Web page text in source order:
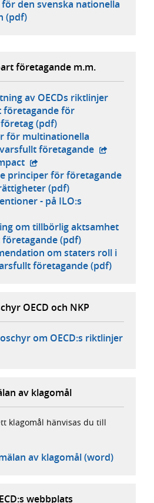
den svenska nationella
(pdf)
företagande m.m.
av OECDs riktlinjer
företagande för
(pdf)
för multinationella
företagande - extern
- extern webbplats,
principer för företagande
(pdf)
- på ILO:s
webbplats,
om tillbörlig aktsamhet
(pdf)
om staters roll i
företagande (pdf)
OECD och NKP
om OECD:s riktlinjer
av klagomål
klagomål hänvisas du till
av klagomål (word)
webbplats